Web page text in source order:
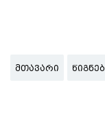
ᲛᲗᲐᲕᲐᲠᲘ